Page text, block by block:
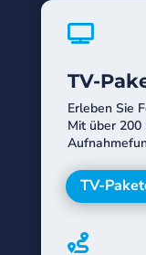

TV-
Erleben Sie
Mit über 200
TV-
